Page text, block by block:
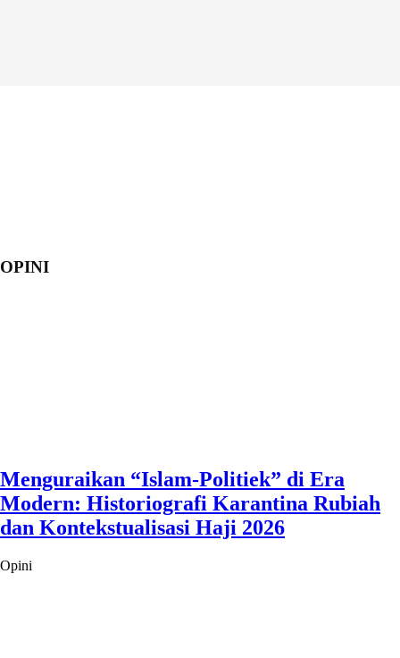
OPINI
Menguraikan “Islam-Politiek” di Era
Modern: Historiografi Karantina Rubiah
dan Kontekstualisasi Haji 2026
Opini